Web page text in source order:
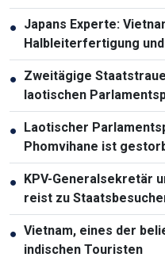
● Japans Experte:
Halbleiterfertigung
● Zweitägige
laotischen
Phomvihane
● Laotischer
Phomvihane ist
● KPV-Generalsekretär
reist zu
Neuseeland
● Vietnam, eines der
indischen Touristen